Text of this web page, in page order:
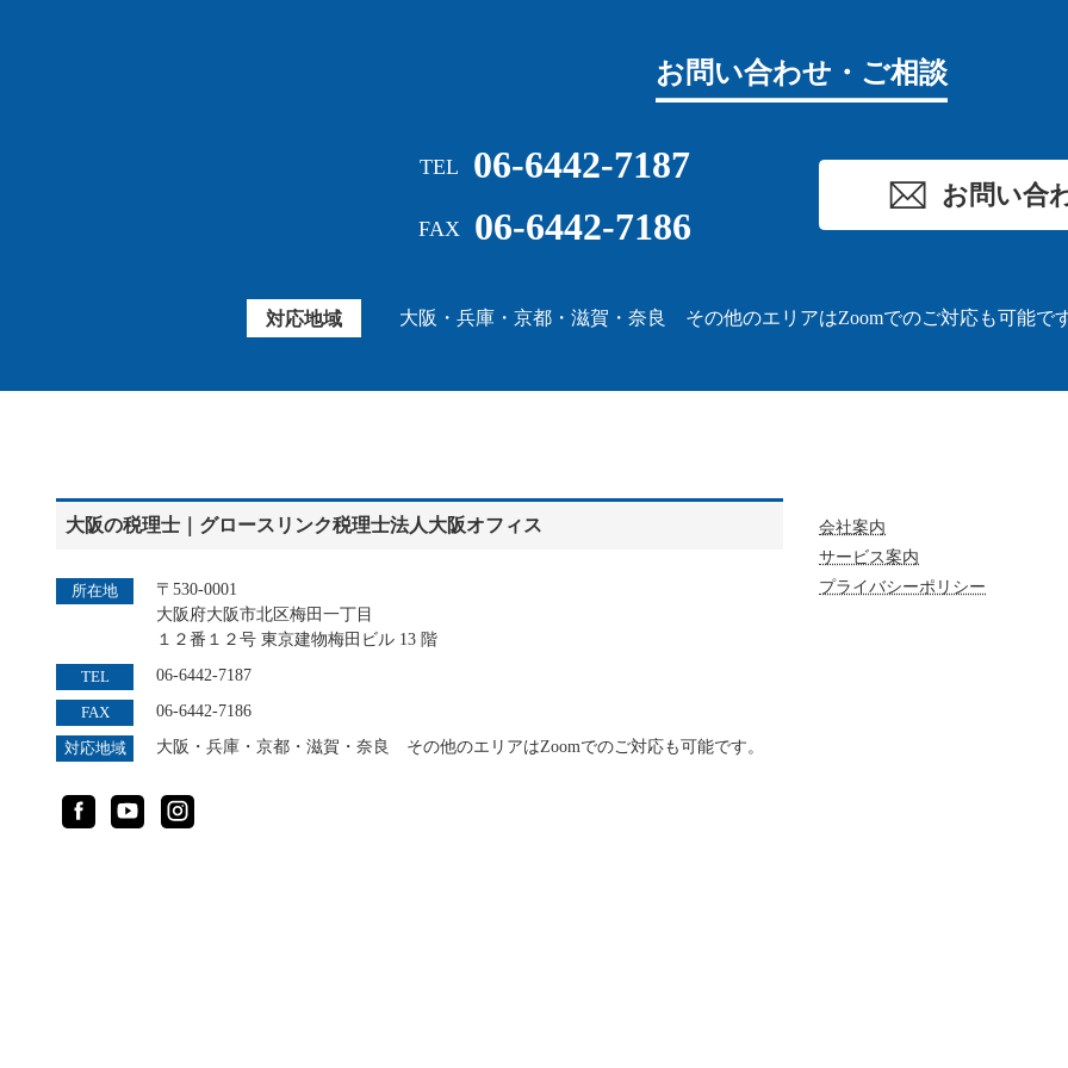
お問い合わせ・ご相談
TEL 06-6442-7187
FAX 06-6442-7186
お問い合
対応地域 大阪・兵庫・京都・滋賀・奈良 その他のエリアはZoomでのご対応も可能です
大阪の税理士｜グロースリンク税理士法人大阪オフィス
所在地
〒530-0001
大阪府大阪市北区梅田一丁目
１２番１２号 東京建物梅田ビル 13 階
TEL 06-6442-7187
FAX 06-6442-7186
対応地域 大阪・兵庫・京都・滋賀・奈良 その他のエリアはZoomでのご対応も可能です。
FacebookYouTubeInstagram
会社案内
サービス案内
プライバシーポリシー